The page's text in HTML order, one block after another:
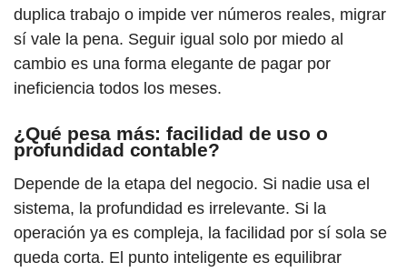
duplica trabajo o impide ver números reales, migrar
sí vale la pena. Seguir igual solo por miedo al
cambio es una forma elegante de pagar por
ineficiencia todos los meses.
¿Qué pesa más: facilidad de uso o
profundidad contable?
Depende de la etapa del negocio. Si nadie usa el
sistema, la profundidad es irrelevante. Si la
operación ya es compleja, la facilidad por sí sola se
queda corta. El punto inteligente es equilibrar